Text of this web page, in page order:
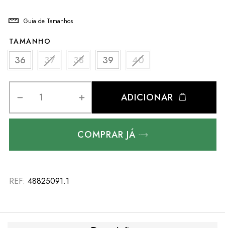
Guia de Tamanhos
TAMANHO
36 37 38 39 40
ADICIONAR
COMPRAR JÁ
REF: 48825091.1